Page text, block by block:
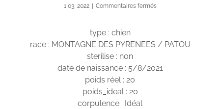
1 03, 2022 Commentaires ferméssur
Sirius
type : chien
race : MONTAGNE DES PYRENEES / PATOU
sterilise : non
date de naissance : 5/8/2021
poids réel : 20
poids_ideal : 20
corpulence : Idéal